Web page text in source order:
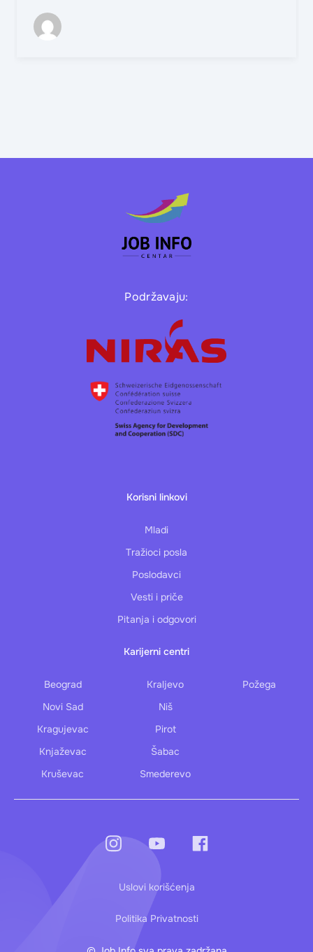
Podržavaju:
Korisni linkovi
Mladi
Tražioci posla
Poslodavci
Vesti i priče
Pitanja i odgovori
Karijerni centri
Beograd
Novi Sad
Kragujevac
Knjaževac
Kruševac
Kraljevo
Niš
Pirot
Šabac
Smederevo
Požega
Uslovi korišćenja
Politika Privatnosti